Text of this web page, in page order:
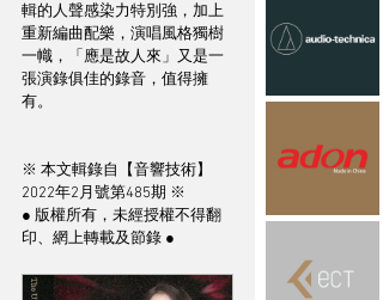
輯的人聲感染力特別強，加上
重新編曲配樂，演唱風格獨樹
一幟，「應是故人來」又是一
張演錄俱佳的錄音，值得擁
有。
※ 本文輯錄自【音響技術】
2022年2月號第485期 ※
● 版權所有，未經授權不得翻
印、網上轉載及節錄 ●